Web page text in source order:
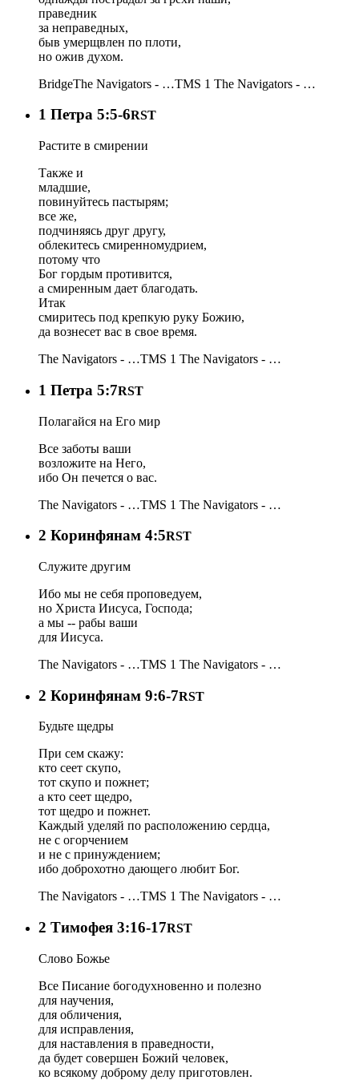
праведник
за неправедных,
быв умерщвлен по плоти,
но ожив духом.
BridgeThe Navigators - …TMS 1 The Navigators - …
1 Петра 5:5-6RST
Растите в смирении
Также и
младшие,
повинуйтесь пастырям;
все же,
подчиняясь друг другу,
облекитесь смиренномудрием,
потому что
Бог гордым противится,
а смиренным дает благодать.
Итак
смиритесь под крепкую руку Божию,
да вознесет вас в свое время.
The Navigators - …TMS 1 The Navigators - …
1 Петра 5:7RST
Полагайся на Его мир
Все заботы ваши
возложите на Него,
ибо Он печется о вас.
The Navigators - …TMS 1 The Navigators - …
2 Коринфянам 4:5RST
Служите другим
Ибо мы не себя проповедуем,
но Христа Иисуса, Господа;
а мы -- рабы ваши
для Иисуса.
The Navigators - …TMS 1 The Navigators - …
2 Коринфянам 9:6-7RST
Будьте щедры
При сем скажу:
кто сеет скупо,
тот скупо и пожнет;
а кто сеет щедро,
тот щедро и пожнет.
Каждый уделяй по расположению сердца,
не с огорчением
и не с принуждением;
ибо доброхотно дающего любит Бог.
The Navigators - …TMS 1 The Navigators - …
2 Тимофея 3:16-17RST
Слово Божье
Все Писание богодухновенно и полезно
для научения,
для обличения,
для исправления,
для наставления в праведности,
да будет совершен Божий человек,
ко всякому доброму делу приготовлен.